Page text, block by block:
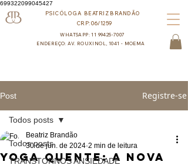
699322099045427
PSICÓLOGA BEATRIZ BRANDÃO
CRP:06/1259
ENDEREÇO: AV. ROUXINOL, 1041 - MOEMA
WHATSAPP: 11 99425-7007
Post Registre-se
Todos posts
TRANSTORNOS ANSIEDADE
Todos posts
Yoga Quente: A Nova
Beatriz Brandão
30 de jun. de 2024 2 min de leitura